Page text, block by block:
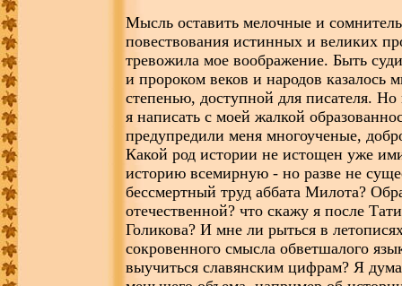
Мысль оставить мелочные и
повествования истинных и великих
тревожила мое воображение. Быть
и пророком веков и народов казалось
степенью, доступной для писателя.
я написать с моей жалкой
предупредили меня многоученые,
Какой род истории не истощен уже
историю всемирную - но разве не
бессмертный труд аббата Милота?
отечественной? что скажу я после
Голикова? И мне ли рыться в
сокровенного смысла обветшалого
выучиться славянским цифрам? Я